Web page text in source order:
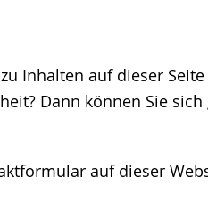
Inhalten auf dieser
Dann können Sie sich
auf dieser